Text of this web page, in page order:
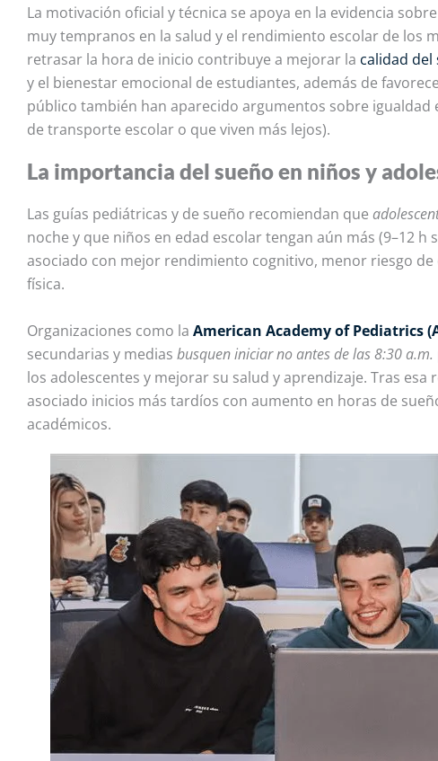
La motivación oficial y técnica se apoya en la evidencia
muy tempranos en la salud y el rendimiento escolar de los
retrasar la hora de inicio contribuye a mejorar la calidad del
y el bienestar emocional de estudiantes, además de
público también han aparecido argumentos sobre
de transporte escolar o que viven más lejos).
La importancia del sueño en niños y
Las guías pediátricas y de sueño recomiendan que
noche y que niños en edad escolar tengan aún más (9–12
asociado con mejor rendimiento cognitivo, menor riesgo
física.
Organizaciones como la American Academy of Pediatrics
secundarias y medias busquen iniciar no antes de las 8:30 a.m.
los adolescentes y mejorar su salud y aprendizaje. Tras
asociado inicios más tardíos con aumento en horas de
académicos.